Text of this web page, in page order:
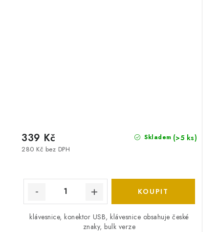
Skladem (>5 ks)
280 Kč bez DPH
339 Kč
klávesnice, konektor USB, klávesnice obsahuje české
znaky, bulk verze